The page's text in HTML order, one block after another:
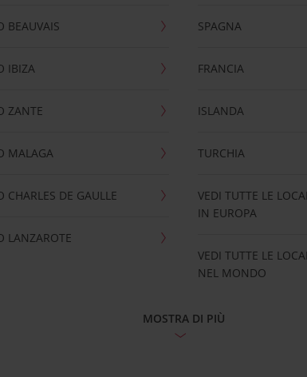
BEAUVAIS
IBIZA
ZANTE
MALAGA
CHARLES DE GAULLE
LANZAROTE
SPAGNA
FRANCIA
ISLANDA
TURCHIA
VEDI TUTTE LE
IN EUROPA
VEDI TUTTE LE
NEL MONDO
MOSTRA DI PIÙ